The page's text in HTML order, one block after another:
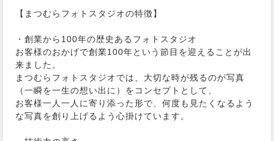
【まつむらフォトスタジオの特徴】
・創業から100年の歴史あるフォトスタジオ
お客様のおかげで創業100年という節目を迎えることが出
来ました。
まつむらフォトスタジオでは、大切な時が残るのが写真
（一瞬を一生の想い出に）をコンセプトとして、
お客様一人一人に寄り添った形で、何度も見たくなるよう
な写真を創り上げるよう心掛けています。